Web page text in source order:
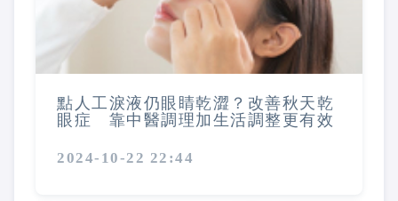
點人工淚液仍眼睛乾澀？改善秋天乾
眼症 靠中醫調理加生活調整更有效
2024-10-22 22:44